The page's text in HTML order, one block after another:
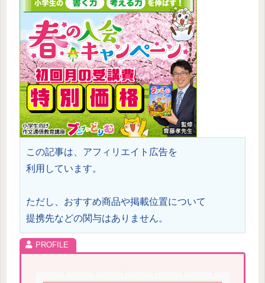
この記事は、アフィリエイト広告を
利用しています。
ただし、おすすめ商品や掲載位置について
提携先などの関与はありません。